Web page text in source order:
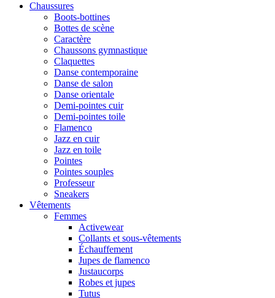
Chaussures
Boots-bottines
Bottes de scène
Caractère
Chaussons gymnastique
Claquettes
Danse contemporaine
Danse de salon
Danse orientale
Demi-pointes cuir
Demi-pointes toile
Flamenco
Jazz en cuir
Jazz en toile
Pointes
Pointes souples
Professeur
Sneakers
Vêtements
Femmes
Activewear
Collants et sous-vêtements
Échauffement
Jupes de flamenco
Justaucorps
Robes et jupes
Tutus